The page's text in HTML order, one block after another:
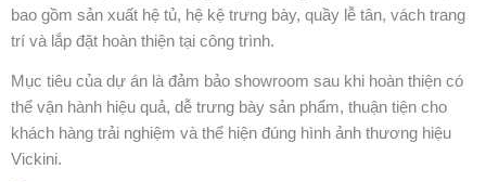
bao gồm sản xuất hệ tủ, hệ kệ trưng bày, quầy lễ tân, vách trang
trí và lắp đặt hoàn thiện tại công trình.
Mục tiêu của dự án là đảm bảo showroom sau khi hoàn thiện có
thể vận hành hiệu quả, dễ trưng bày sản phẩm, thuận tiện cho
khách hàng trải nghiệm và thể hiện đúng hình ảnh thương hiệu
Vickini.